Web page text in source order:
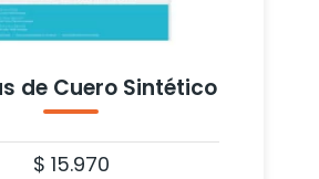
de Cuero Sintético
$ 15.970